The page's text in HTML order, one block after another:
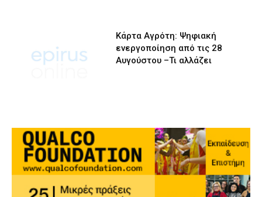
Κάρτα Αγρότη: Ψηφιακή
ενεργοποίηση από τις 28
Αυγούστου –Τι αλλάζει